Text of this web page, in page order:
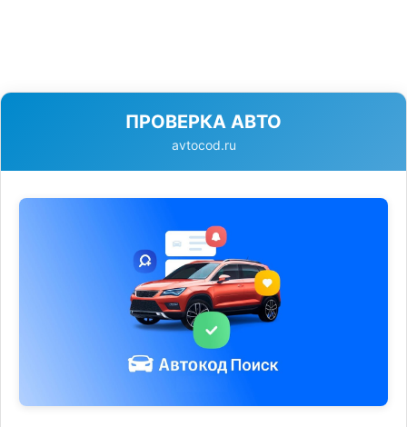
ПРОВЕРКА АВТО
avtocod.ru